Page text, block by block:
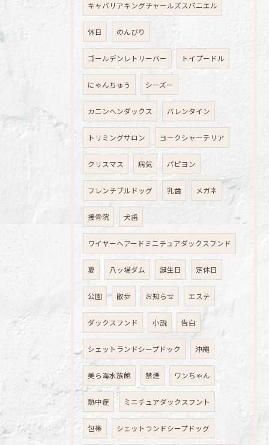
キャバリアキングチャールズスパニエル
休日 のんびり
ゴールデンレトリーバー トイプードル
にゃんちゅう シーズー
カニンヘンダックス バレンタイン
トリミングサロン ヨークシャーテリア
クリスマス 病気 パピヨン
フレンチブルドッグ 乳歯 メガネ
接骨院 犬歯
ワイヤーヘアードミニチュアダックスフンド
夏 八ッ場ダム 誕生日 定休日
公園 散歩 お知らせ エステ
ダックスフンド 小説 告白
シェットランドシープドック 沖縄
美ら海水族館 禁煙 ワンちゃん
熱中症 ミニチュアダックスフント
包帯 シェットランドシープドッグ